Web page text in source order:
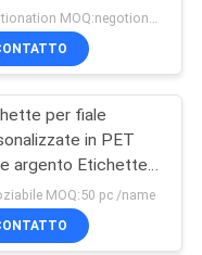
negotionation MOQ:negotionation
per fiale
in PET
argento Etichette
di pillole
Multi formato
MOQ:50 pc /name